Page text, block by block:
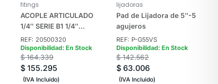
fitings
ACOPLE ARTICULADO
1/4″ SERIE B1 1/4″
ESPINA DE PESCADO
TST
REF: 20500320
Disponibilidad: En Stock
$164.339
$ 155.295
(IVA Incluido)
lijadoras
Pad de Lijadora de 5″-5
agujeros
REF: P-G55VS
Disponibilidad: En Stock
$142.562
$ 63.006
(IVA Incluido)